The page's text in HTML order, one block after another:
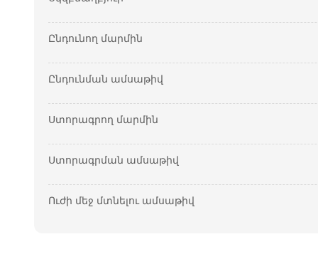
Ընդունող մարմին
Ընդունման ամսաթիվ
Ստորագրող մարմին
Ստորագրման ամսաթիվ
Ուժի մեջ մտնելու ամսաթիվ